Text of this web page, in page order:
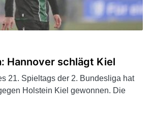
Hannover schlägt Kiel
21. Spieltags der 2. Bundesliga hat
Holstein Kiel gewonnen. Die